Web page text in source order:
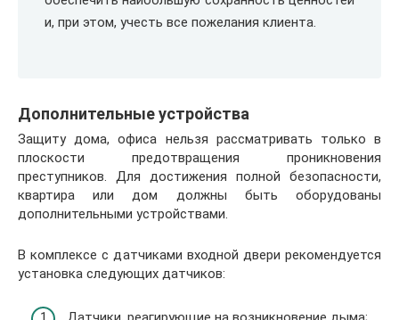
и, при этом, учесть все пожелания клиента.
Дополнительные устройства
Защиту дома, офиса нельзя рассматривать только в
плоскости предотвращения проникновения
преступников. Для достижения полной безопасности,
квартира или дом должны быть оборудованы
дополнительными устройствами.
В комплексе с датчиками входной двери рекомендуется
установка следующих датчиков: